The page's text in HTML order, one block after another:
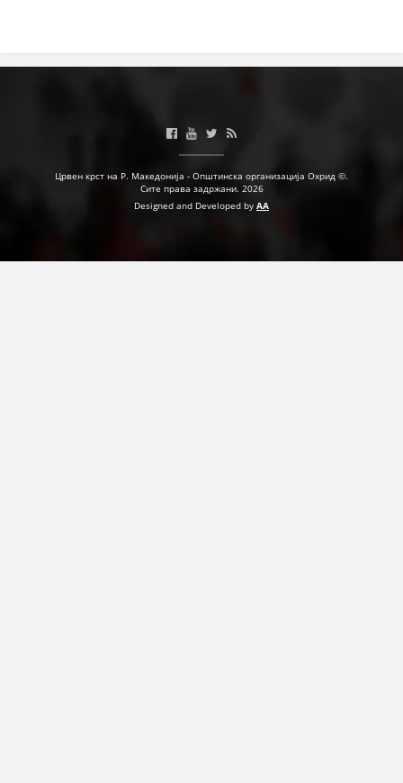
БРОШУРИ
ПРЕЗЕНТАЦИИ
Црвен крст на Р. Македонија - Општинска организација Охрид ©.
Сите права задржани. 2026
Designed and Developed by AA